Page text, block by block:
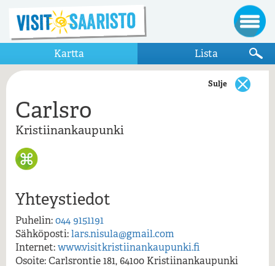
Kartta Lista
Näytä vain kartalla näkyvät kohteet
Kristiinankaupunki
Carlsro
Kristiinankaupungin merimuseo
Kristiinankaupunki matkailuinfo
Kristiinankaupunki, keskusta
Lebellin kauppiaantalon museo
Carlsro, Kristiinankaupunki
Sulje
Carlsro
Kristiinankaupunki
Yhteystiedot
Puhelin:044 9151191
Sähköposti:lars.nisula@gmail.com
Internet:www.visitkristiinankaupunki.fi
Osoite: Carlsrontie 181, 64100 Kristiinankaupunki